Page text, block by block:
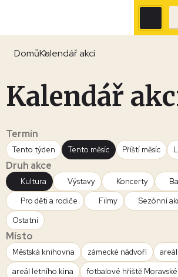
DomůKalendář akcí
Kalendář
Termín
Tento týden Tento měsíc Příští měsíc
Druh akce
Kultura Výstavy Koncerty
Pro děti a rodiče
Filmy Sezónní
Ostatní
Místo
Městská knihovna zámecké nádvoří
areál letního kina
fotbalové hřiště